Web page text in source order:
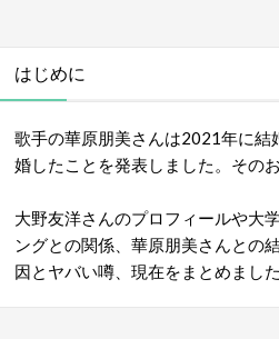
はじめに
歌手の華原朋美さんは2021年に
婚したことを発表しました。その
大野友洋さんのプロフィールや大
ングとの関係、華原朋美さんとの
因とヤバい噂、現在をまとめました